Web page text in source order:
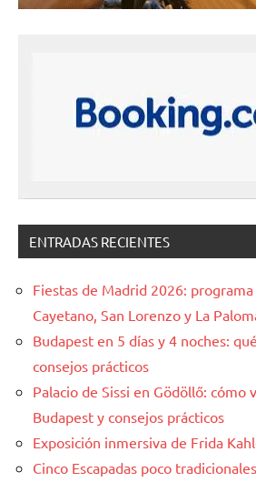
ENTRADAS RECIENTES
Fiestas de Madrid 2026:
Cayetano, San Lorenzo y La
Budapest en 5 días y 4 noches:
consejos prácticos
Palacio de Sissi en Gödöllő: cómo
Budapest y consejos prácticos
Exposición inmersiva de Frida
Cinco Escapadas poco